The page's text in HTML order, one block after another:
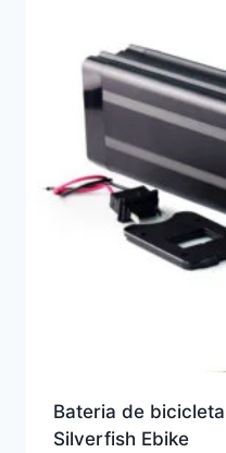
Bateria de
Silverfish Ebike